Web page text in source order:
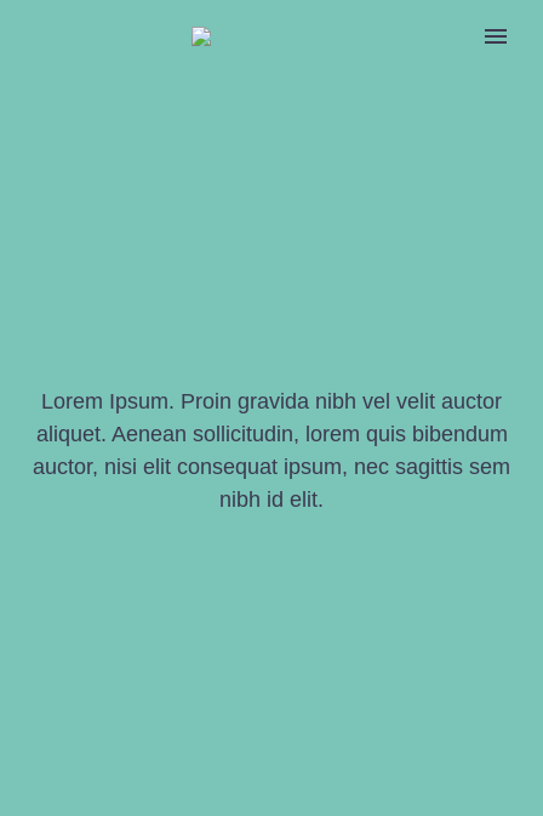
Lorem Ipsum. Proin gravida nibh vel velit auctor
aliquet. Aenean sollicitudin, lorem quis bibendum
auctor, nisi elit consequat ipsum, nec sagittis sem
nibh id elit.